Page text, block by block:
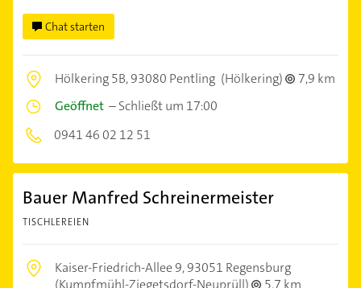
Chat starten
Hölkering 5B,93080 Pentling (Hölkering)
7,9 km
Geöffnet –Schließt um 17:00
0941 46 02 12 51
Bauer Manfred Schreinermeister
TISCHLEREIEN
Kaiser-Friedrich-Allee 9,93051 Regensburg
(Kumpfmühl-Ziegetsdorf-Neuprüll)
5,7 km